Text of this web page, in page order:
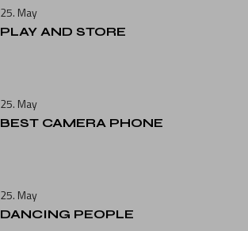
25. May
PLAY AND STORE
25. May
BEST CAMERA PHONE
25. May
DANCING PEOPLE